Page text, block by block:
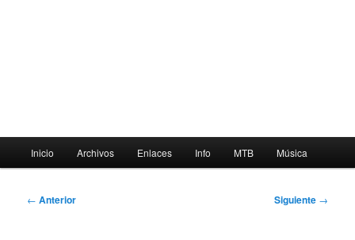
principal
Inicio Archivos Enlaces Info MTB Música
Navegación
← Anterior Siguiente →